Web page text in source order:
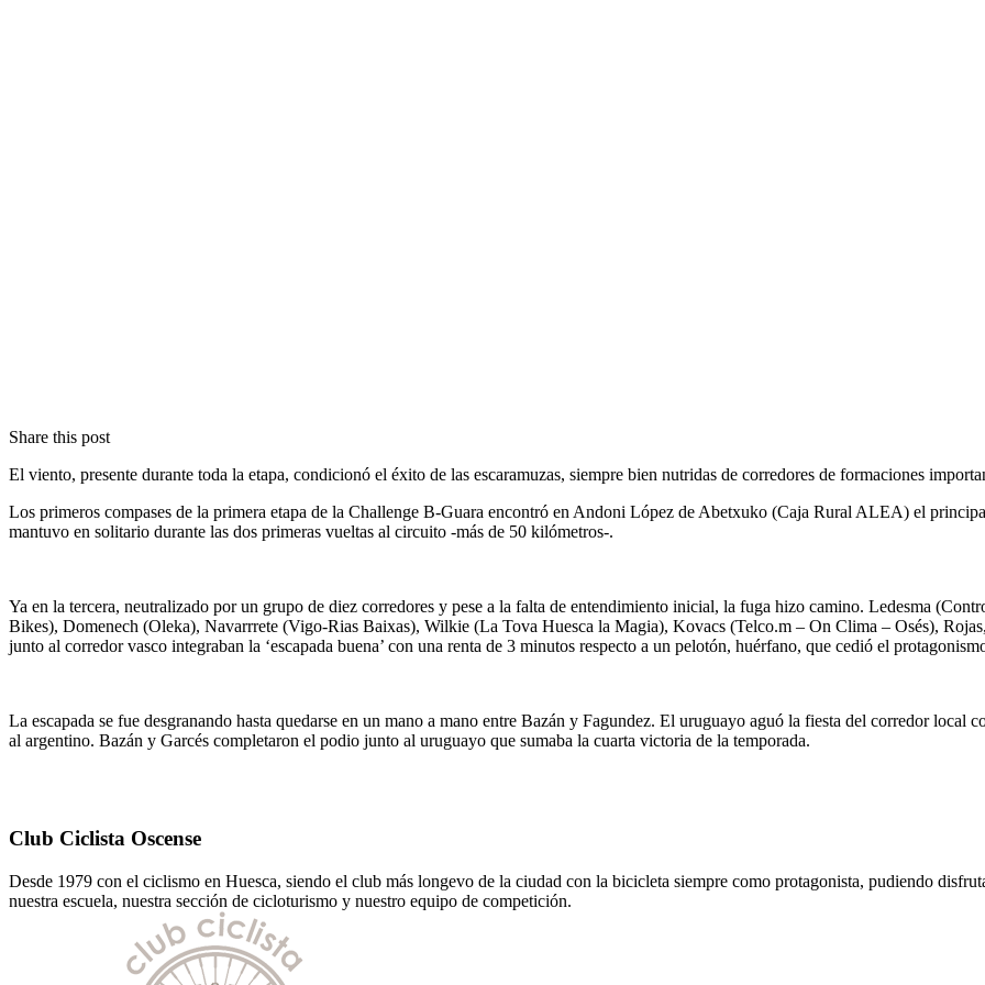
Share this post
El viento, presente durante toda la etapa, condicionó el éxito de las escaramuzas, siempre bien nutridas de corredores de formaciones
Los primeros compases de la primera etapa de la Challenge B-Guara encontró en Andoni López de Abetxuko (Caja Rural ALEA) el
mantuvo en solitario durante las dos primeras vueltas al circuito -más de 50 kilómetros-.
Ya en la tercera, neutralizado por un grupo de diez corredores y pese a la falta de entendimiento inicial, la fuga hizo camino. Ledesma
Bikes), Domenech (Oleka), Navarrrete (Vigo-Rias Baixas), Wilkie (La Tova Huesca la Magia), Kovacs (Telco.m – On Clima – Osés),
junto al corredor vasco integraban la ‘escapada buena’ con una renta de 3 minutos respecto a un pelotón, huérfano, que cedió el
La escapada se fue desgranando hasta quedarse en un mano a mano entre Bazán y Fagundez. El uruguayo aguó la fiesta del corredor local
al argentino. Bazán y Garcés completaron el podio junto al uruguayo que sumaba la cuarta victoria de la temporada.
Club Ciclista Oscense
Desde 1979 con el ciclismo en Huesca, siendo el club más longevo de la ciudad con la bicicleta siempre como protagonista, pudiendo
nuestra escuela, nuestra sección de cicloturismo y nuestro equipo de competición.